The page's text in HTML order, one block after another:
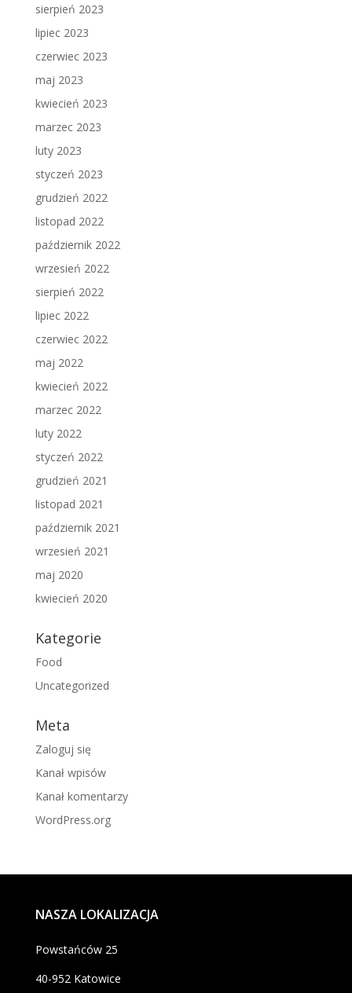
sierpień 2023
lipiec 2023
czerwiec 2023
maj 2023
kwiecień 2023
marzec 2023
luty 2023
styczeń 2023
grudzień 2022
listopad 2022
październik 2022
wrzesień 2022
sierpień 2022
lipiec 2022
czerwiec 2022
maj 2022
kwiecień 2022
marzec 2022
luty 2022
styczeń 2022
grudzień 2021
listopad 2021
październik 2021
wrzesień 2021
maj 2020
kwiecień 2020
Kategorie
Food
Uncategorized
Meta
Zaloguj się
Kanał wpisów
Kanał komentarzy
WordPress.org
NASZA LOKALIZACJA
Powstańców 25
40-952 Katowice